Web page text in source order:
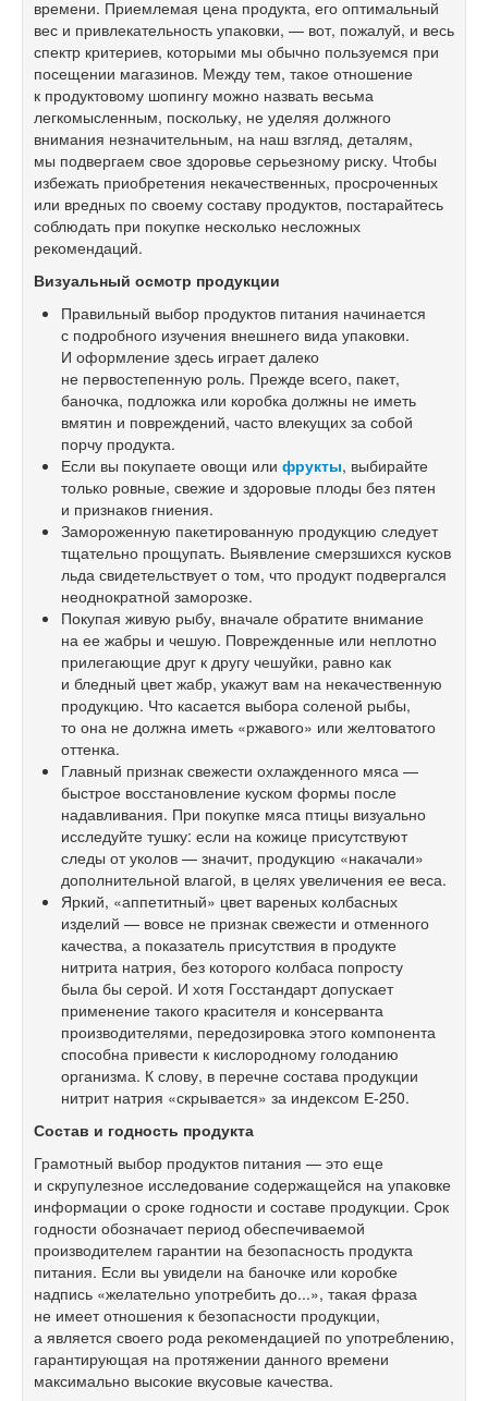
времени. Приемлемая цена продукта, его оптимальный
вес и привлекательность упаковки, — вот, пожалуй, и весь
спектр критериев, которыми мы обычно пользуемся при
посещении магазинов. Между тем, такое отношение
к продуктовому шопингу можно назвать весьма
легкомысленным, поскольку, не уделяя должного
внимания незначительным, на наш взгляд, деталям,
мы подвергаем свое здоровье серьезному риску. Чтобы
избежать приобретения некачественных, просроченных
или вредных по своему составу продуктов, постарайтесь
соблюдать при покупке несколько несложных
рекомендаций.
Визуальный осмотр продукции
Правильный выбор продуктов питания начинается
с подробного изучения внешнего вида упаковки.
И оформление здесь играет далеко
не первостепенную роль. Прежде всего, пакет,
баночка, подложка или коробка должны не иметь
вмятин и повреждений, часто влекущих за собой
порчу продукта.
Если вы покупаете овощи или фрукты, выбирайте
только ровные, свежие и здоровые плоды без пятен
и признаков гниения.
Замороженную пакетированную продукцию следует
тщательно прощупать. Выявление смерзшихся кусков
льда свидетельствует о том, что продукт подвергался
неоднократной заморозке.
Покупая живую рыбу, вначале обратите внимание
на ее жабры и чешую. Поврежденные или неплотно
прилегающие друг к другу чешуйки, равно как
и бледный цвет жабр, укажут вам на некачественную
продукцию. Что касается выбора соленой рыбы,
то она не должна иметь «ржавого» или желтоватого
оттенка.
Главный признак свежести охлажденного мяса —
быстрое восстановление куском формы после
надавливания. При покупке мяса птицы визуально
исследуйте тушку: если на кожице присутствуют
следы от уколов — значит, продукцию «накачали»
дополнительной влагой, в целях увеличения ее веса.
Яркий, «аппетитный» цвет вареных колбасных
изделий — вовсе не признак свежести и отменного
качества, а показатель присутствия в продукте
нитрита натрия, без которого колбаса попросту
была бы серой. И хотя Госстандарт допускает
применение такого красителя и консерванта
производителями, передозировка этого компонента
способна привести к кислородному голоданию
организма. К слову, в перечне состава продукции
нитрит натрия «скрывается» за индексом Е-250.
Состав и годность продукта
Грамотный выбор продуктов питания — это еще
и скрупулезное исследование содержащейся на упаковке
информации о сроке годности и составе продукции. Срок
годности обозначает период обеспечиваемой
производителем гарантии на безопасность продукта
питания. Если вы увидели на баночке или коробке
надпись «желательно употребить до...», такая фраза
не имеет отношения к безопасности продукции,
а является своего рода рекомендацией по употреблению,
гарантирующая на протяжении данного времени
максимально высокие вкусовые качества.